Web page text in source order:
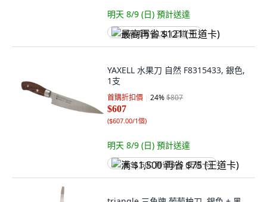
明天 8/9 (日) 預計送達
最高再省 $121 (王道卡)
YAXELL 水果刀 自然 F8315433, 銀色,
1支
首購折扣價 24%$807
$607
($607.00/1個)
明天 8/9 (日) 預計送達
满 $1,500 再省 $75 (王道卡)